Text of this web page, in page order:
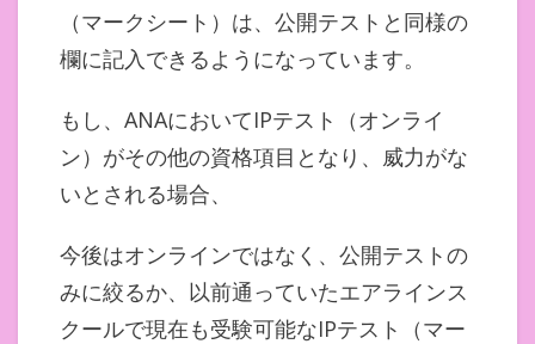
（マークシート）は、公開テストと同様の
欄に記入できるようになっています。
もし、ANAにおいてIPテスト（オンライ
ン）がその他の資格項目となり、威力がな
いとされる場合、
今後はオンラインではなく、公開テストの
みに絞るか、以前通っていたエアラインス
クールで現在も受験可能なIPテスト（マー